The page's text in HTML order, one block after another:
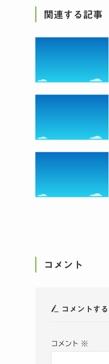
関連する記事
コメント
コメントする
コメント ※